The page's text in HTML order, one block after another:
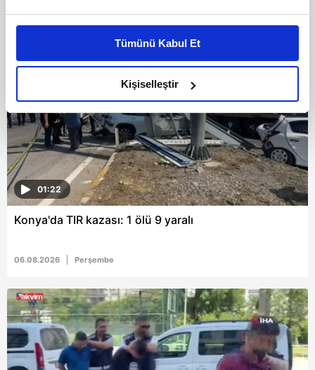
Bu çerezlere izin vermeniz halinde sizlere özel
daha iyi reklam deneyimi yaşatabiliriz. Bunu yaparken
amacımızın size daha iyi bir reklam deneyimi sunmak
olduğunu ve sizlere en iyi içerikleri sunabilmek adına
elimizden gelen çabayı gösterdiğimizi ve bu noktada,
reklamların maliyetlerimizi karşılamak noktasında tek gelir
kalemimiz olduğunu sizlere hatırlatmak isteriz.
Her halükârda, kullanıcılar, bu çerezlere izin vermedikleri
takdirde, kullanıcılara hedefli reklamlar
gösterilmeyecektir."
kullanılmaktadır. Bu çerezler vasıtasıyla çeşitli kişisel
toplumu hizmetlerinin sunulması amacıyla
kullanılmaktadır. Diğer çerezler, sitemizin daha işlevsel
kılınması ve kişiselleştirilmesi ve sizlere yönelik
reklam/pazarlama faaliyetlerinin yapılması, amaçlarıyla
Tümünü Kabul Et
Kişiselleştir
Bunlar da Var
01:22
Konya'da TIR kazası: 1 ölü 9 yaralı
06.08.2026 Perşembe